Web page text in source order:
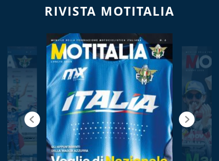
RIVISTA MOTITALIA